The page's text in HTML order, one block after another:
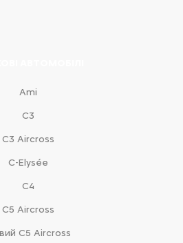
Ami
С3
С3 Aircross
C-Elysée
С4
С5 Aircross
С5 Aircross